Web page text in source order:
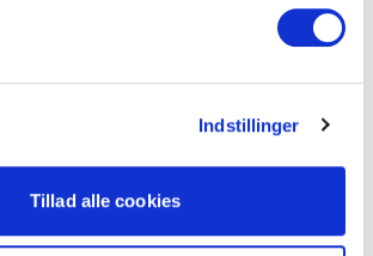
Indstillinger
Tillad alle cookies